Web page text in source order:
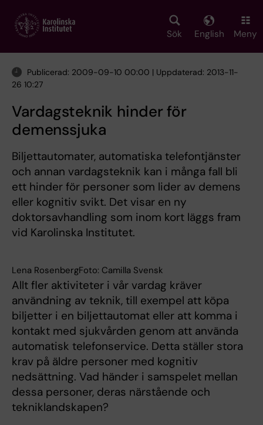
main
Sök English Meny
Publicerad: 2009-09-10 00:00 | Uppdaterad: 2013-11-
26 10:27
Vardagsteknik hinder för
demenssjuka
Biljettautomater, automatiska telefontjänster
och annan vardagsteknik kan i många fall bli
ett hinder för personer som lider av demens
eller kognitiv svikt. Det visar en ny
doktorsavhandling som inom kort läggs fram
vid Karolinska Institutet.
Lena RosenbergFoto: Camilla Svensk
Allt fler aktiviteter i vår vardag kräver
användning av teknik, till exempel att köpa
biljetter i en biljettautomat eller att komma i
kontakt med sjukvården genom att använda
automatisk telefonservice. Detta ställer stora
krav på äldre personer med kognitiv
nedsättning. Vad händer i samspelet mellan
dessa personer, deras närstående och
tekniklandskapen?